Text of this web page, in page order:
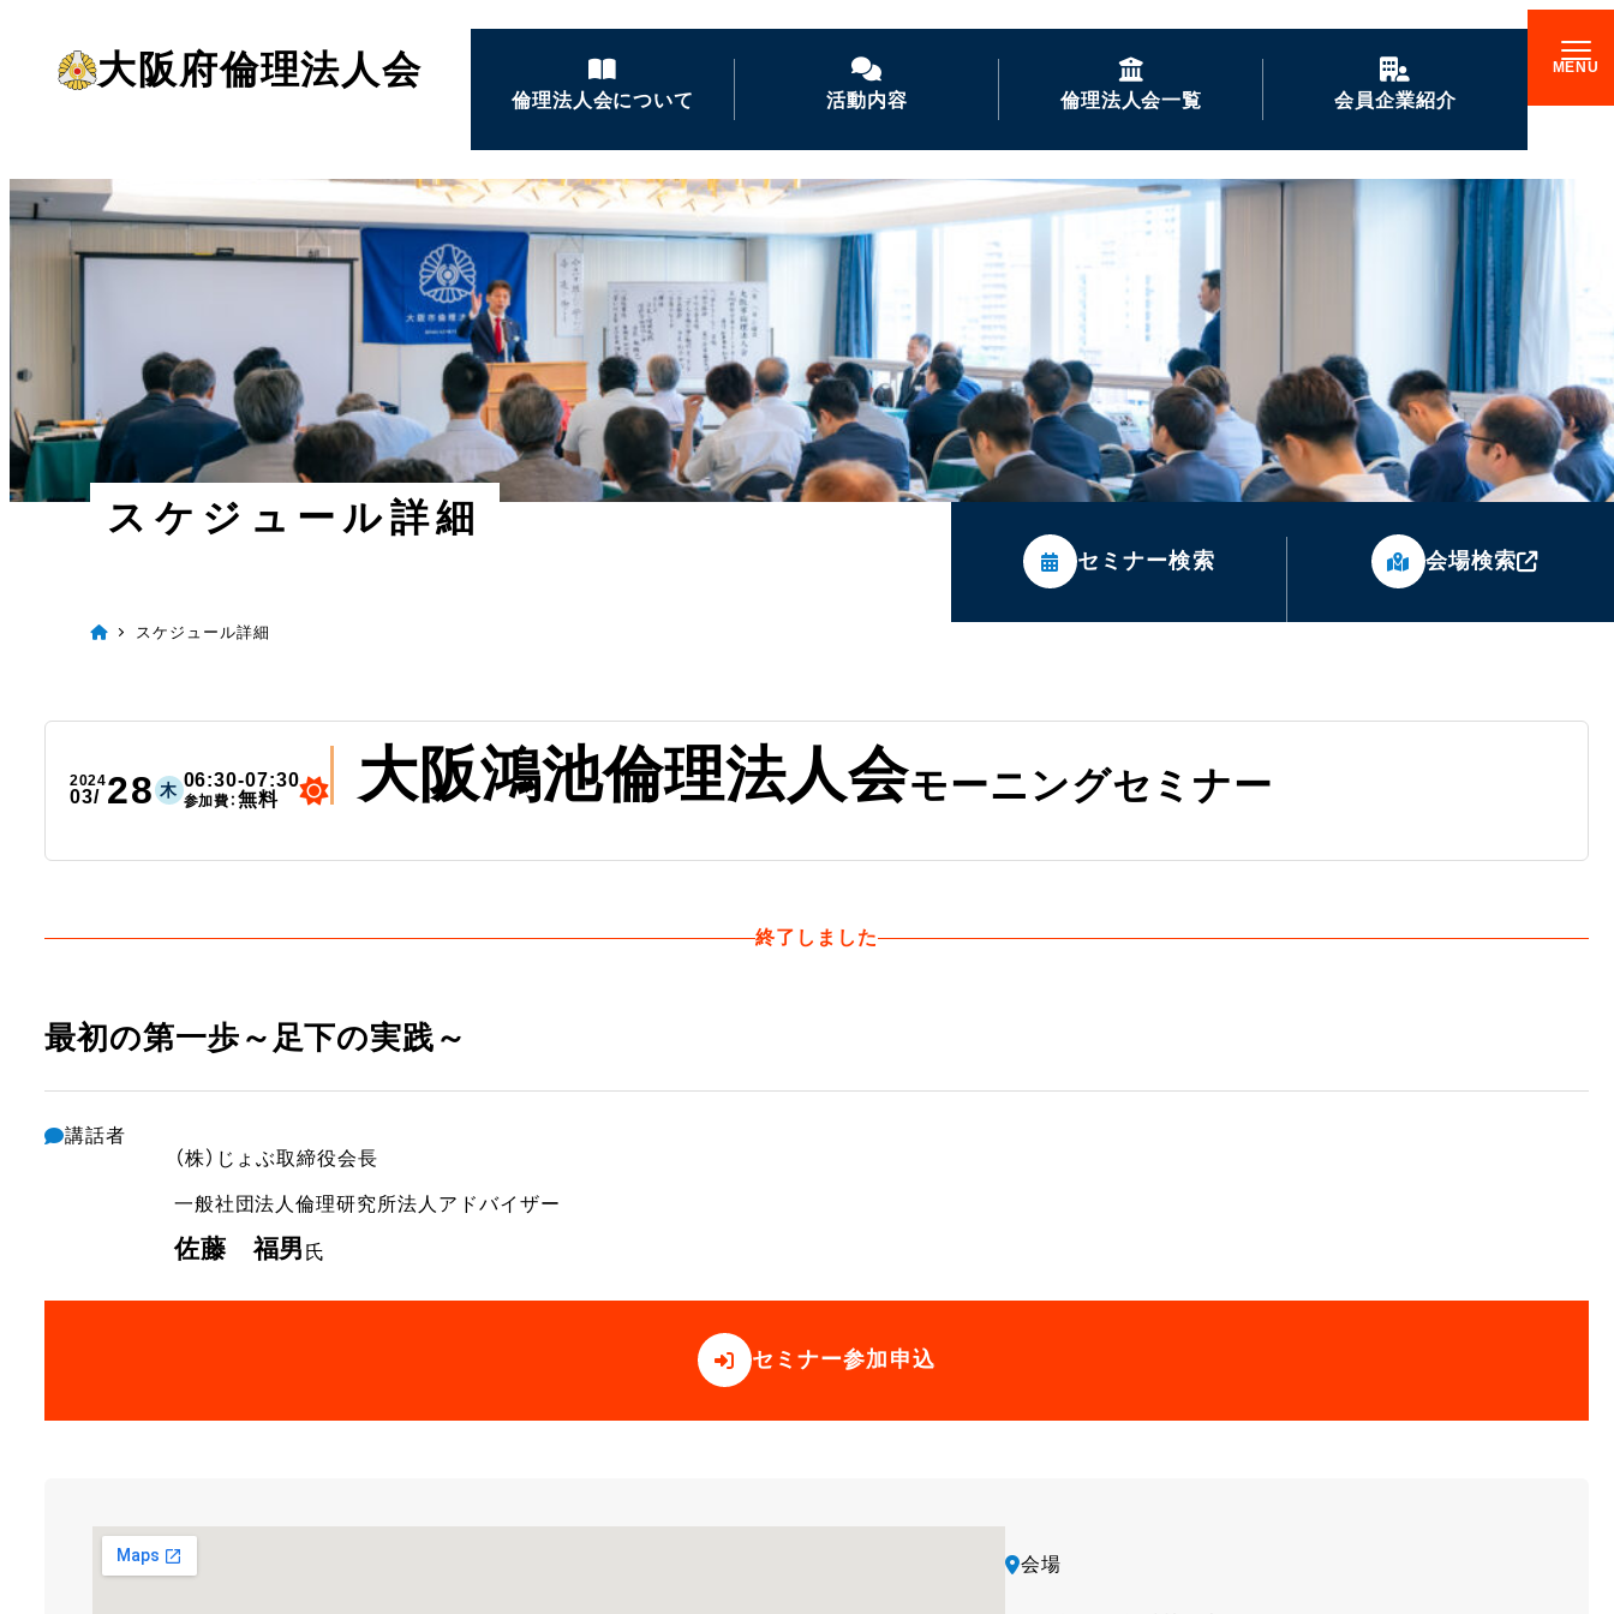
ン
テ
移
動
大阪府倫理法人会
倫理法人会について
倫理法人会とは
倫理を学ぶ
会長あいさつ
活動内容
経営者モーニングセ
活力朝礼の推進
倫理経営講演会
ナイトセミナー・経営
者の集い
後継者倫理塾
倫理法人会一覧 会員企業紹介
GENKIな会員企業の
ご紹介
セミナー検索 会場検索
スケジュール詳細
スケジュール詳細
2024
03/ 28 木 06:30-07:30
参加費：無料 大阪鴻池倫理法人会モーニングセミナー
終了しました
最初の第一歩～足下の実践～
講話者
（株）じょぶ取締役会長
一般社団法人倫理研究所法人アドバイザー
佐藤 福男 氏
セミナー参加申込
会場